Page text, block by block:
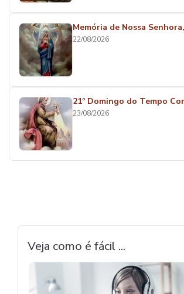
Memória de Nossa
22/08/2026
21º Domingo do Tempo
23/08/2026
Veja como é fácil ...